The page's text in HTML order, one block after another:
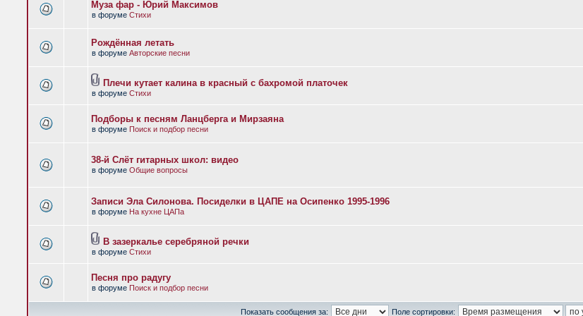
Муза фар - Юрий Максимов
в форуме Стихи
Рождённая летать
в форуме Авторские песни
Плечи кутает калина в красный с бахромой платочек
в форуме Стихи
Подборы к песням Ланцберга и Мирзаяна
в форуме Поиск и подбор песни
38-й Слёт гитарных школ: видео
в форуме Общие вопросы
Записи Эла Силонова. Посиделки в ЦАПЕ на Осипенко 1995-1996
в форуме На кухне ЦАПа
В зазеркалье серебряной речки
в форуме Стихи
Песня про радугу
в форуме Поиск и подбор песни
Показать сообщения за: Поле сортировки: